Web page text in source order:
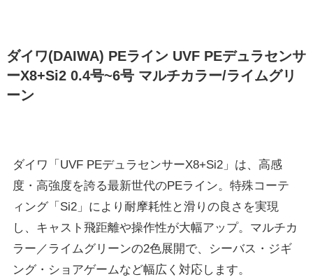
ダイワ(DAIWA) PEライン UVF PEデュラセンサ
ーX8+Si2 0.4号~6号 マルチカラー/ライムグリ
ーン
ダイワ「UVF PEデュラセンサーX8+Si2」は、高感
度・高強度を誇る最新世代のPEライン。特殊コーテ
ィング「Si2」により耐摩耗性と滑りの良さを実現
し、キャスト飛距離や操作性が大幅アップ。マルチカ
ラー／ライムグリーンの2色展開で、シーバス・ジギ
ング・ショアゲームなど幅広く対応します。